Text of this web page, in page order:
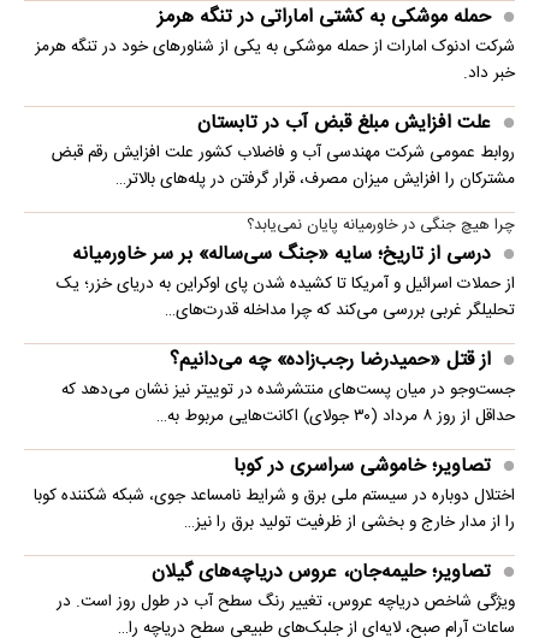
حمله موشکی به کشتی اماراتی در تنگه هرمز
شرکت ادنوک امارات از حمله موشکی به یکی از شناورهای خود در تنگه هرمز
خبر داد.
علت افزایش مبلغ قبض آب در تابستان
روابط عمومی شرکت مهندسی آب و فاضلاب کشور علت افزایش رقم قبض
مشترکان را افزایش میزان مصرف، قرار گرفتن در پله‌های بالاتر…
چرا هیچ جنگی در خاورمیانه پایان نمی‌یابد؟
درسی از تاریخ؛ سایه «جنگ سی‌ساله» بر سر خاورمیانه
از حملات اسرائیل و آمریکا تا کشیده شدن پای اوکراین به دریای خزر؛ یک
تحلیلگر غربی بررسی می‌کند که چرا مداخله قدرت‌های…
از قتل «حمیدرضا رجب‌زاده» چه می‌دانیم؟
جست‌وجو در میان پست‌های منتشرشده در توییتر نیز نشان می‌دهد که
حداقل از روز ۸ مرداد (۳۰ جولای) اکانت‌هایی مربوط به…
تصاویر؛ خاموشی سراسری در کوبا
اختلال دوباره در سیستم ملی برق و شرایط نامساعد جوی، شبکه شکننده کوبا
را از مدار خارج و بخشی از ظرفیت تولید برق را نیز…
تصاویر؛ حلیمه‌جان، عروس دریاچه‌های گیلان
ویژگی شاخص دریاچه عروس، تغییر رنگ سطح آب در طول روز است. در
ساعات آرام صبح، لایه‌ای از جلبک‌های طبیعی سطح دریاچه را…